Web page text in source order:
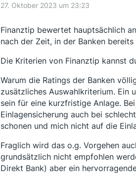
27. Oktober 2023 um 23:23
Finanztip bewertet hauptsächlich
nach der Zeit, in der Banken
Die Kriterien von Finanztip kannst
Warum die Ratings der Banken
zusätzliches Auswahlkriterium. Ein
sein für eine kurzfristige Anlage.
Einlagensicherung auch bei
schonen und mich nicht auf die
Fraglich wird das o.g. Vorgehen
grundsätzlich nicht empfohlen
Direkt Bank) aber ein